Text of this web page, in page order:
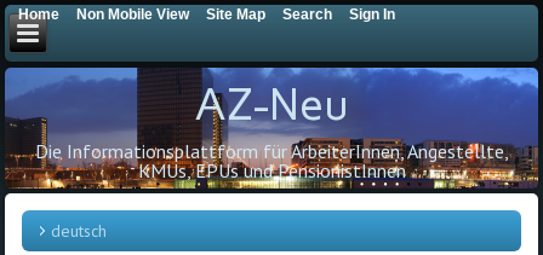
AZ-Neu
Die Informationsplattform für ArbeiterInnen, Angestellte,
KMUs, EPUs und PensionistInnen
deutsch
Home Non Mobile View Site Map Search Sign In